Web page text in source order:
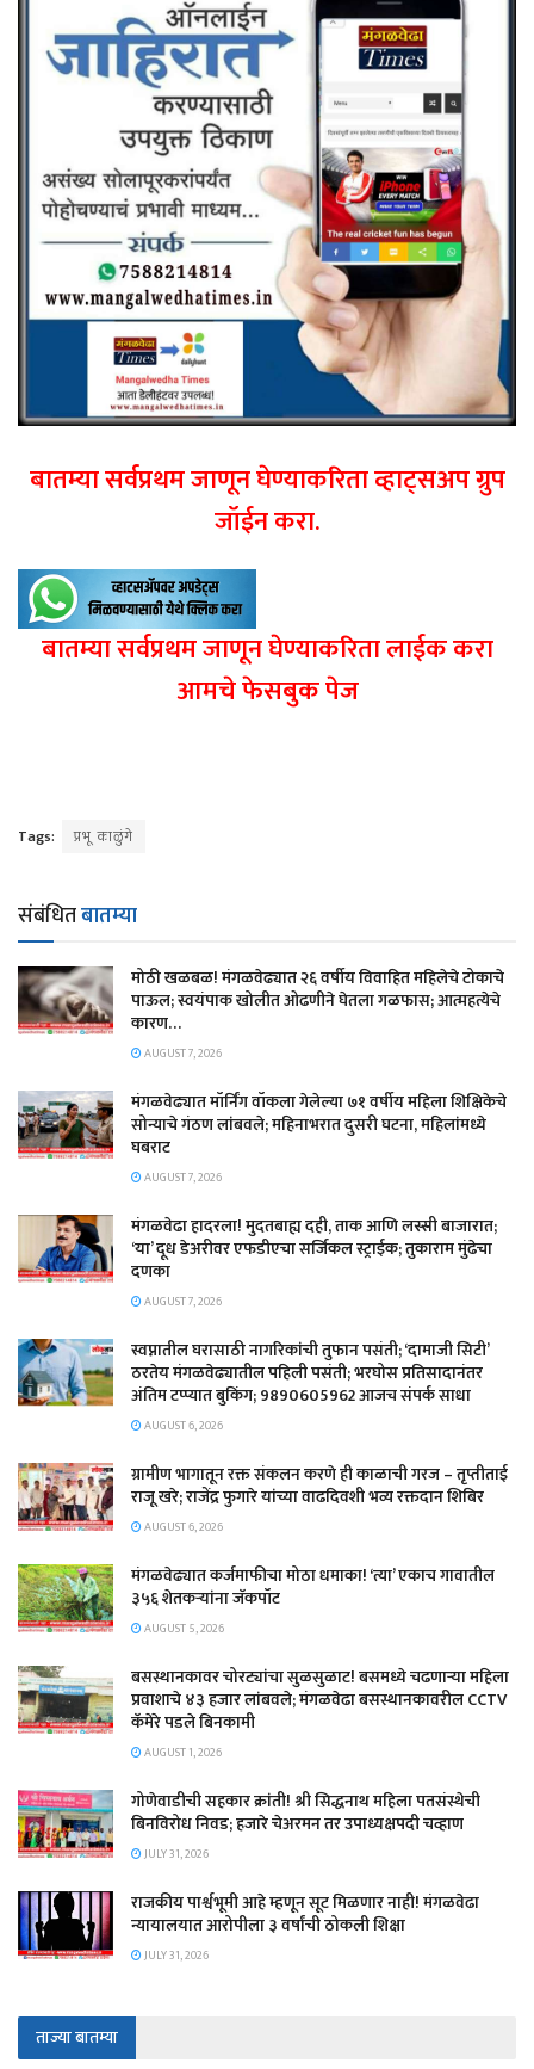
बातम्या सर्वप्रथम जाणून घेण्याकरिता व्हाट्सअप ग्रुप
जॉईन करा.
बातम्या सर्वप्रथम जाणून घेण्याकरिता लाईक करा
आमचे फेसबुक पेज
Tags: प्रभू काळुंगे
संबंधितबातम्या
मोठी खळबळ! मंगळवेढ्यात २६ वर्षीय विवाहित महिलेचे टोकाचे
पाऊल; स्वयंपाक खोलीत ओढणीने घेतला गळफास; आत्महत्येचे
कारण…
AUGUST 7, 2026
मंगळवेढ्यात मॉर्निंग वॉकला गेलेल्या ७१ वर्षीय महिला शिक्षिकेचे
सोन्याचे गंठण लांबवले; महिनाभरात दुसरी घटना, महिलांमध्ये
घबराट
AUGUST 7, 2026
​मंगळवेढा हादरला! मुदतबाह्य दही, ताक आणि लस्सी बाजारात;
‘या’ दूध डेअरीवर एफडीएचा सर्जिकल स्ट्राईक; ​तुकाराम मुंढेचा
दणका
AUGUST 7, 2026
स्वप्नातील घरासाठी नागरिकांची तुफान पसंती; ‘दामाजी सिटी’
ठरतेय मंगळवेढ्यातील पहिली पसंती; भरघोस प्रतिसादानंतर
अंतिम टप्प्यात बुकिंग; 9890605962 आजच संपर्क साधा
AUGUST 6, 2026
ग्रामीण भागातून रक्त संकलन करणे ही काळाची गरज – तृप्तीताई
राजू खरे; राजेंद्र फुगारे यांच्या वाढदिवशी भव्य रक्तदान शिबिर
AUGUST 6, 2026
मंगळवेढ्यात कर्जमाफीचा मोठा धमाका! ‘त्या’ एकाच गावातील
३५६ शेतकऱ्यांना जॅकपॉट
AUGUST 5, 2026
बसस्थानकावर चोरट्यांचा सुळसुळाट! बसमध्ये चढणाऱ्या महिला
प्रवाशाचे ४३ हजार लांबवले; मंगळवेढा बसस्थानकावरील CCTV
कॅमेरे पडले बिनकामी
AUGUST 1, 2026
गोणेवाडीची सहकार क्रांती! श्री सिद्धनाथ महिला पतसंस्थेची
बिनविरोध निवड; हजारे चेअरमन तर उपाध्यक्षपदी चव्हाण
JULY 31, 2026
राजकीय पार्श्वभूमी आहे म्हणून सूट मिळणार नाही! मंगळवेढा
न्यायालयात आरोपीला ३ वर्षांची ठोकली शिक्षा
JULY 31, 2026
ताज्या बातम्या